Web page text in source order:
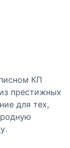
КП
престижных
для тех,